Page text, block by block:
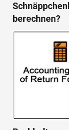
berechnen?